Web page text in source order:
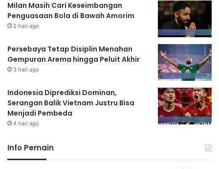
Milan Masih Cari Keseimbangan
Penguasaan Bola di Bawah Amorim
2 hari ago
Persebaya Tetap Disiplin Menahan
Gempuran Arema hingga Peluit Akhir
3 hari ago
Indonesia Diprediksi Dominan,
Serangan Balik Vietnam Justru Bisa
Menjadi Pembeda
4 hari ago
Info Pemain